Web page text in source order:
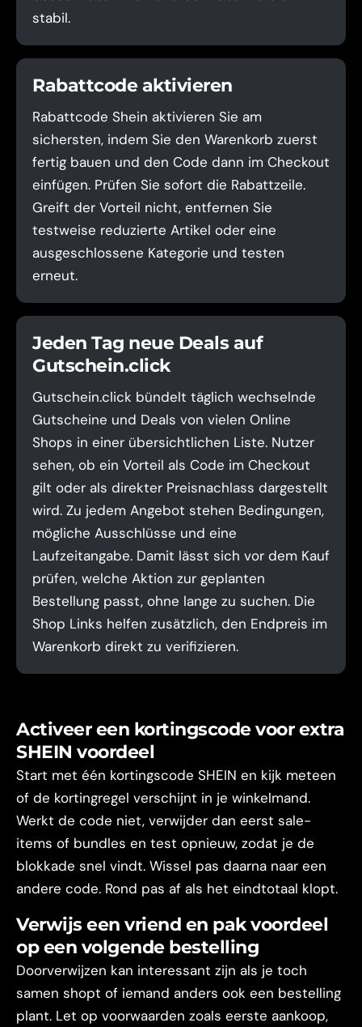
stabil.
Rabattcode aktivieren
Rabattcode Shein aktivieren Sie am
sichersten, indem Sie den Warenkorb zuerst
fertig bauen und den Code dann im Checkout
einfügen. Prüfen Sie sofort die Rabattzeile.
Greift der Vorteil nicht, entfernen Sie
testweise reduzierte Artikel oder eine
ausgeschlossene Kategorie und testen
erneut.
Jeden Tag neue Deals auf
Gutschein.click
Gutschein.click bündelt täglich wechselnde
Gutscheine und Deals von vielen Online
Shops in einer übersichtlichen Liste. Nutzer
sehen, ob ein Vorteil als Code im Checkout
gilt oder als direkter Preisnachlass dargestellt
wird. Zu jedem Angebot stehen Bedingungen,
mögliche Ausschlüsse und eine
Laufzeitangabe. Damit lässt sich vor dem Kauf
prüfen, welche Aktion zur geplanten
Bestellung passt, ohne lange zu suchen. Die
Shop Links helfen zusätzlich, den Endpreis im
Warenkorb direkt zu verifizieren.
Activeer een kortingscode voor extra
SHEIN voordeel
Start met één kortingscode SHEIN en kijk meteen
of de kortingregel verschijnt in je winkelmand.
Werkt de code niet, verwijder dan eerst sale-
items of bundles en test opnieuw, zodat je de
blokkade snel vindt. Wissel pas daarna naar een
andere code. Rond pas af als het eindtotaal klopt.
Verwijs een vriend en pak voordeel
op een volgende bestelling
Doorverwijzen kan interessant zijn als je toch
samen shopt of iemand anders ook een bestelling
plant. Let op voorwaarden zoals eerste aankoop,